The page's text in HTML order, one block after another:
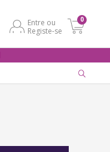
Entre ou
Registe-se
0